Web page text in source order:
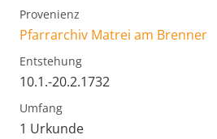
Provenienz
Pfarrarchiv Matrei am Brenner
Entstehung
10.1.-20.2.1732
Umfang
1 Urkunde